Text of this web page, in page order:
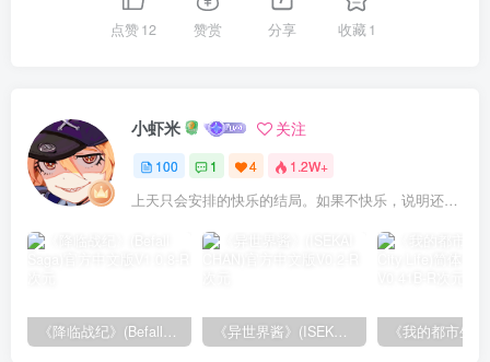
点赞12 赞赏 分享 收藏1
小虾米 关注
100 1 4 1.2W+
上天只会安排的快乐的结局。如果不快乐，说明还不是最后结局